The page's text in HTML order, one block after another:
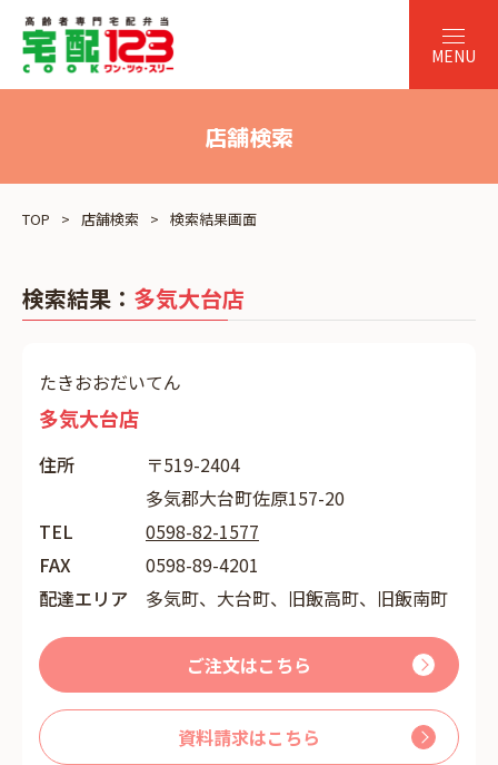
店舗検索
TOP 店舗検索 検索結果画面
検索結果： 多気大台店
たきおおだいてん
多気大台店
住所
〒519-2404
多気郡大台町佐原157-20
TEL
0598-82-1577
FAX
0598-89-4201
配達エリア
多気町、大台町、旧飯高町、旧飯南町
ご注文はこちら
資料請求はこちら